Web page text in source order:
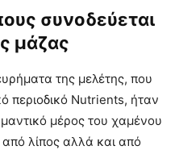
συνοδεύεται
μάζας
της μελέτης, που
περιοδικό Nutrients, ήταν
μέρος του χαμένου
λίπος αλλά και από